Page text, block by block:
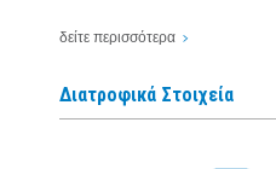
δείτε περισσότερα
Διατροφικά Στοιχεία